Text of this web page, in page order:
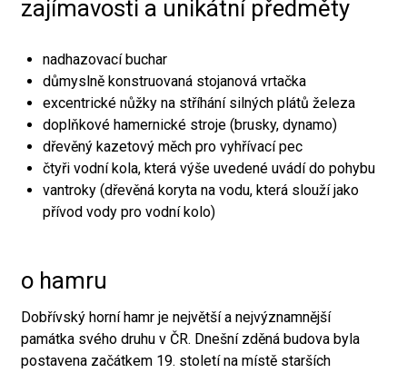
zajímavosti a unikátní předměty
nadhazovací buchar
důmyslně konstruovaná stojanová vrtačka
excentrické nůžky na stříhání silných plátů železa
doplňkové hamernické stroje (brusky, dynamo)
dřevěný kazetový měch pro vyhřívací pec
čtyři vodní kola, která výše uvedené uvádí do pohybu
vantroky (dřevěná koryta na vodu, která slouží jako
přívod vody pro vodní kolo)
o hamru
Dobřívský horní hamr je největší a nejvýznamnější
památka svého druhu v ČR. Dnešní zděná budova byla
postavena začátkem 19. století na místě starších